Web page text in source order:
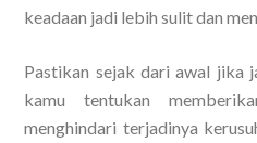
keadaan jadi lebih sulit dan
Pastikan sejak dari awal jika
kamu tentukan
menghindari terjadinya